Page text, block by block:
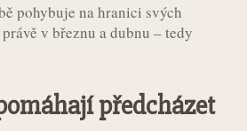
pohybuje na hranici svých
v březnu a dubnu – tedy
předcházet